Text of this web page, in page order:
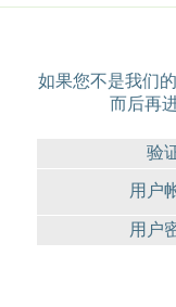
如果您不是我们
而后再
验
用户
用户